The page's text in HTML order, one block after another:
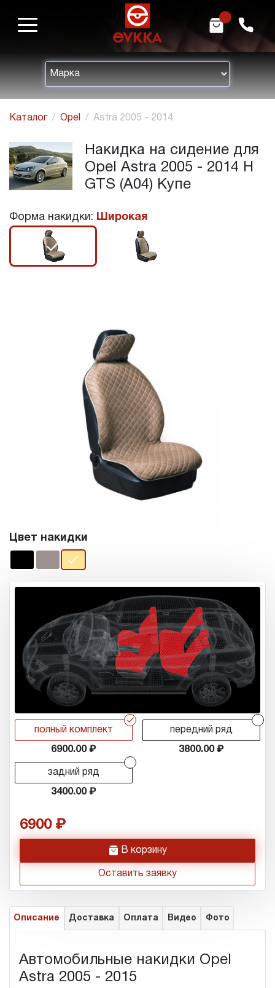
h m
Каталог Opel Astra 2005 - 2014
Накидка на сидение для
Opel Astra 2005 - 2014 H
GTS (A04) Купе
Форма накидки: Широкая
r
Цвет накидки
r
полный комплект
6900.00
передний ряд
3800.00
задний ряд
3400.00
6900
h В корзину
Оставить заявку
Описание Доставка Оплата Видео Фото
Автомобильные накидки Opel
Astra 2005 - 2015